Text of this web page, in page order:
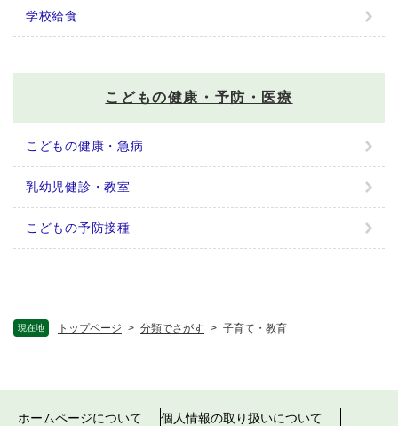
現在地 トップページ > 分類でさがす > 子育て・教育
学校給食
こどもの健康・予防・医療
こどもの健康・急病
乳幼児健診・教室
こどもの予防接種
ホームページについて
個人情報の取り扱いについて